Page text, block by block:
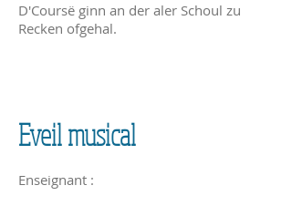
D'Coursë ginn an der aler Schoul zu
Recken ofgehal.
Eveil musical
Enseignant :